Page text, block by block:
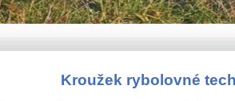
Kroužek rybolovné